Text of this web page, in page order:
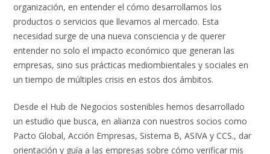
organización, en entender el cómo desarrollamos los
productos o servicios que llevamos al mercado. Esta
necesidad surge de una nueva consciencia y de querer
entender no solo el impacto económico que generan las
empresas, sino sus prácticas mediombientales y sociales en
un tiempo de múltiples crisis en estos dos ámbitos.
Desde el Hub de Negocios sostenibles hemos desarrollado
un estudio que busca, en alianza con nuestros socios como
Pacto Global, Acción Empresas, Sistema B, ASIVA y CCS., dar
orientación y guía a las empresas sobre cómo verificar mis